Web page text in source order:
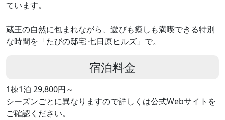
ています。
蔵王の自然に包まれながら、遊びも癒しも満喫できる特別
な時間を「たびの邸宅 七日原ヒルズ」で。
宿泊料金
1棟1泊 29,800円～
シーズンごとに異なりますので詳しくは公式Webサイトを
ご確認ください。